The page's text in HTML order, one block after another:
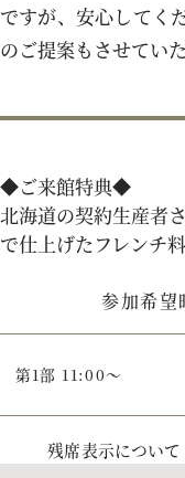
プロポ
パティ
来店予約
資料請求
プライ
ですが、安心してく
のご提案もさせてい
◆ご来館特典◆
北海道の契約生産者
で仕上げたフレンチ
参加希望
第1部 11:00～
残席表示につ